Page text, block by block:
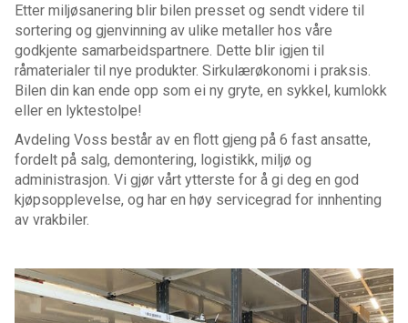
Etter miljøsanering blir bilen presset og sendt videre til
sortering og gjenvinning av ulike metaller hos våre
godkjente samarbeidspartnere. Dette blir igjen til
råmaterialer til nye produkter. Sirkulærøkonomi i praksis.
Bilen din kan ende opp som ei ny gryte, en sykkel, kumlokk
eller en lyktestolpe!
Avdeling Voss består av en flott gjeng på 6 fast ansatte,
fordelt på salg, demontering, logistikk, miljø og
administrasjon. Vi gjør vårt ytterste for å gi deg en god
kjøpsopplevelse, og har en høy servicegrad for innhenting
av vrakbiler.